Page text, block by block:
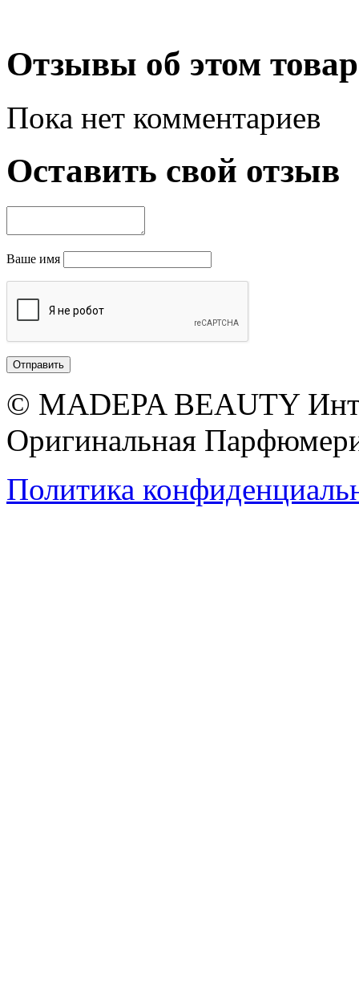
Отзывы об этом
Пока нет комментариев
Оставить свой отзыв
Ваше имя
© MADEPA BEAUTY
Оригинальная
Политика